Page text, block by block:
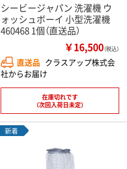
シービージャパン 洗濯機 ウ
ォッシュボーイ 小型洗濯機
460468 1個（直送品）
￥16,500（税込）
直送品 クラスアップ株式会
社からお届け
在庫切れです
（次回入荷日未定）
新着